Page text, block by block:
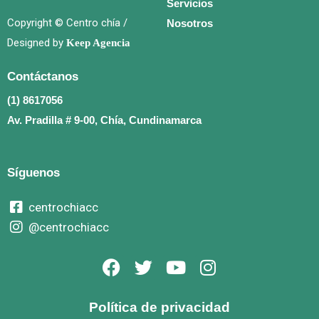
Copyright © Centro chía /
Designed by Keep Agencia
Servicios
Nosotros
Contáctanos
(1) 8617056
Av. Pradilla # 9-00, Chía, Cundinamarca
Síguenos
centrochiacc
@centrochiacc
F
a
c
T
w
i
Y
u
I
n
s
Política de privacidad